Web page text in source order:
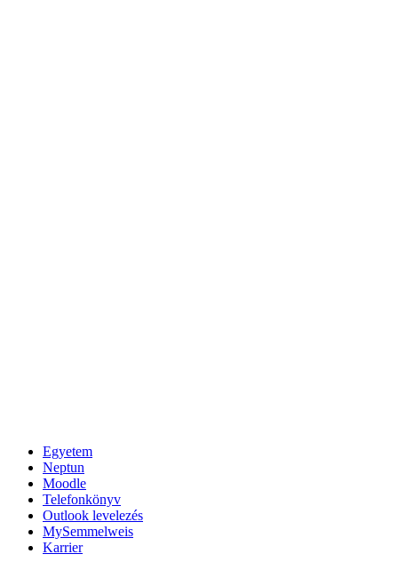
Egyetem
Neptun
Moodle
Telefonkönyv
Outlook levelezés
MySemmelweis
Karrier